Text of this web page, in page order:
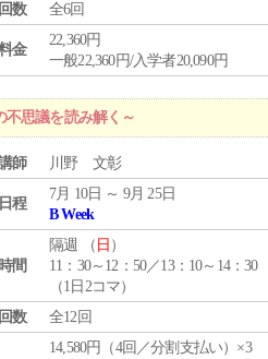
回数
全6回
金
22,360円
一般22,360円/入学者20,090円
思議を読み解く～
師 川野 文彰
日程
7月 10日 ～ 9月 25日
B Week
時間
隔週 （ 日 ）
11：30～12：50／13：10～14：30
（1日2コマ）
回数
全12回
14,580円（4回／分割支払い）×3